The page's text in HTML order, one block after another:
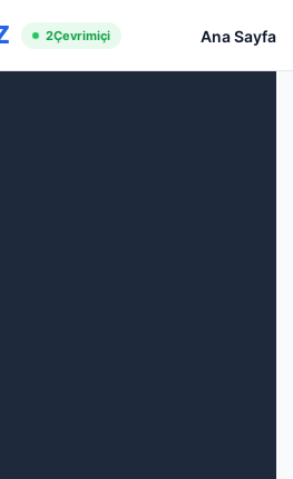
2Çevrimiçi Ana Sayfa